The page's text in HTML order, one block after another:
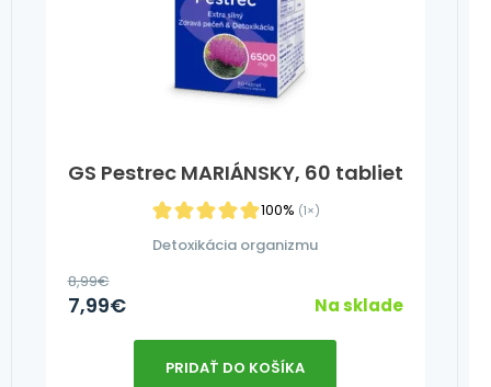
GS Pestrec MARIÁNSKY, 60 tabliet
100% (1×)
Detoxikácia organizmu
8,99€
7,99€ Na sklade
PRIDAŤ DO KOŠÍKA